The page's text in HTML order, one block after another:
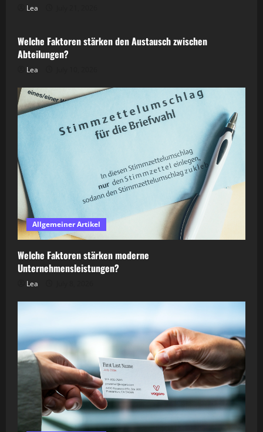
LeaAllgemeiner Artikel
Welche Faktoren stärken den Austausch zwischen
Abteilungen?
Lea
Allgemeiner Artikel
Welche Faktoren stärken moderne
Unternehmensleistungen?
Lea